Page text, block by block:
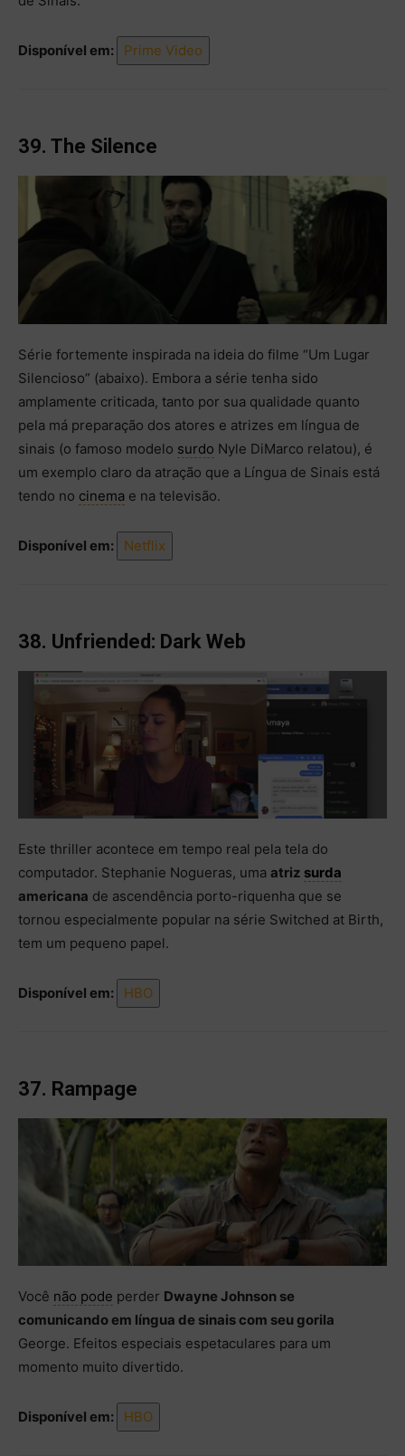
Disponível em: Prime Video
39. The Silence
Série fortemente inspirada na ideia do filme “Um Lugar
Silencioso” (abaixo). Embora a série tenha sido
amplamente criticada, tanto por sua qualidade quanto
pela má preparação dos atores e atrizes em língua de
sinais (o famoso modelo surdo Nyle DiMarco relatou), é
um exemplo claro da atração que a Língua de Sinais está
tendo no cinema e na televisão.
Disponível em: Netflix
38. Unfriended: Dark Web
Este thriller acontece em tempo real pela tela do
computador. Stephanie Nogueras, uma atriz surda
americana de ascendência porto-riquenha que se
tornou especialmente popular na série Switched at Birth,
tem um pequeno papel.
Disponível em: HBO
37. Rampage
Você não pode perder Dwayne Johnson se
comunicando em língua de sinais com seu gorila
George. Efeitos especiais espetaculares para um
momento muito divertido.
Disponível em: HBO